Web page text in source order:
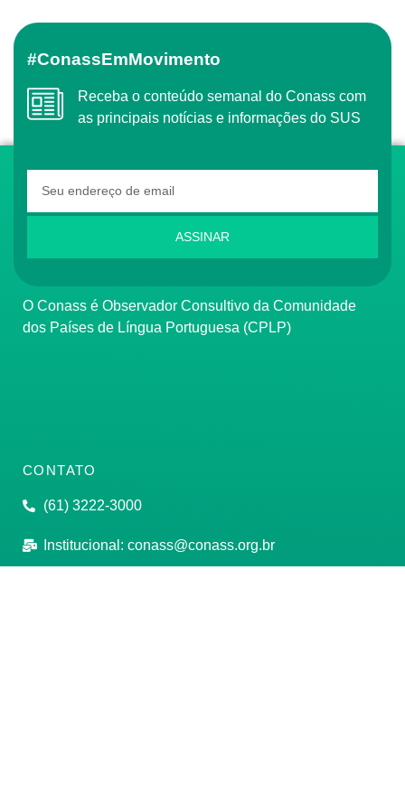
#ConassEmMovimento
Receba o conteúdo semanal do Conass com
as principais notícias e informações do SUS
ASSINAR
O Conass é Observador Consultivo da Comunidade
dos Países de Língua Portuguesa (CPLP)
CONTATO
(61) 3222-3000
Institucional: conass@conass.org.br